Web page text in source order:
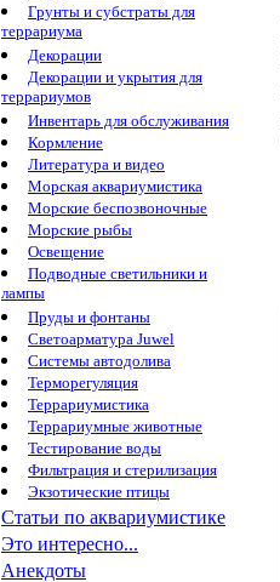
Грунты и субстраты для
террариума
Декорации
Декорации и укрытия для
террариумов
Инвентарь для обслуживания
Кормление
Литература и видео
Морская аквариумистика
Морские беспозвоночные
Морские рыбы
Освещение
Подводные светильники и
лампы
Пруды и фонтаны
Светоарматура Juwel
Системы автодолива
Терморегуляция
Террариумистика
Террариумные животные
Тестирование воды
Фильтрация и стерилизация
Экзотические птицы
Статьи по аквариумистике
Это интересно...
Анекдоты